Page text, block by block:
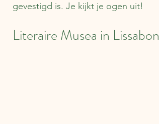
gevestigd is. Je kijkt je ogen uit!
Literaire Musea in Lissabon